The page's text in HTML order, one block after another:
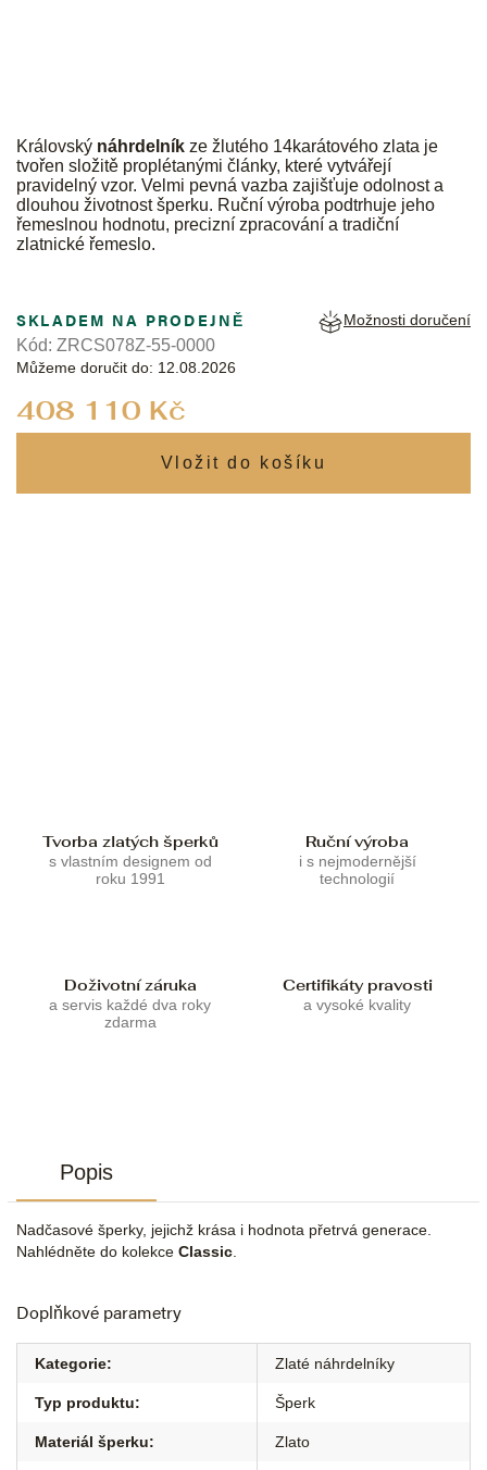
Královský náhrdelník ze žlutého 14karátového zlata je
tvořen složitě proplétanými články, které vytvářejí
pravidelný vzor. Velmi pevná vazba zajišťuje odolnost a
dlouhou životnost šperku. Ruční výroba podtrhuje jeho
řemeslnou hodnotu, precizní zpracování a tradiční
zlatnické řemeslo.
408 110 Kč
SKLADEM NA PRODEJNĚ
Můžeme doručit do: 12.08.2026
Možnosti doručení
Kód: ZRCS078Z-55-0000
Tvorba zlatých šperků
s vlastním designem od
roku 1991
Ruční výroba
i s nejmodernější
technologií
Doživotní záruka
a servis každé dva roky
zdarma
Certifikáty pravosti
a vysoké kvality
Popis
Nadčasové šperky, jejichž krása i hodnota přetrvá generace.
Nahlédněte do kolekce Classic
Doplňkové parametry
Kategorie: Zlaté náhrdelníky
Typ produktu: Šperk
Materiál šperku: Zlato